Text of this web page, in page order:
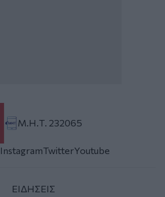
Μ.Η.Τ. 232065
InstagramTwitterYoutube
ΕΙΔΗΣΕΙΣ